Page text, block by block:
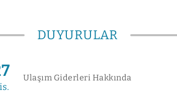
DUYURULAR
Ulaşım Giderleri Hakkında